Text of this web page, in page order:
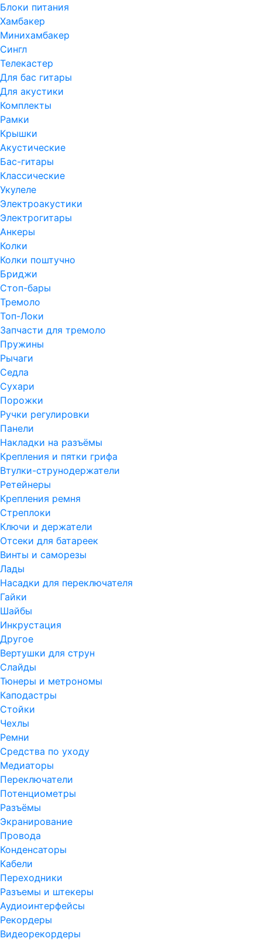
Блоки питания
Хамбакер
Минихамбакер
Сингл
Телекастер
Для бас гитары
Для акустики
Комплекты
Рамки
Крышки
Акустические
Бас-гитары
Классические
Укулеле
Электроакустики
Электрогитары
Анкеры
Колки
Колки поштучно
Бриджи
Стоп-бары
Тремоло
Топ-Локи
Запчасти для тремоло
Пружины
Рычаги
Седла
Сухари
Порожки
Ручки регулировки
Панели
Накладки на разъёмы
Крепления и пятки грифа
Втулки-струнодержатели
Ретейнеры
Крепления ремня
Стреплоки
Ключи и держатели
Отсеки для батареек
Винты и саморезы
Лады
Насадки для переключателя
Гайки
Шайбы
Инкрустация
Другое
Вертушки для струн
Слайды
Тюнеры и метрономы
Каподастры
Стойки
Чехлы
Ремни
Средства по уходу
Медиаторы
Переключатели
Потенциометры
Разъёмы
Экранирование
Провода
Конденсаторы
Кабели
Переходники
Разъемы и штекеры
Аудиоинтерфейсы
Рекордеры
Видеорекордеры